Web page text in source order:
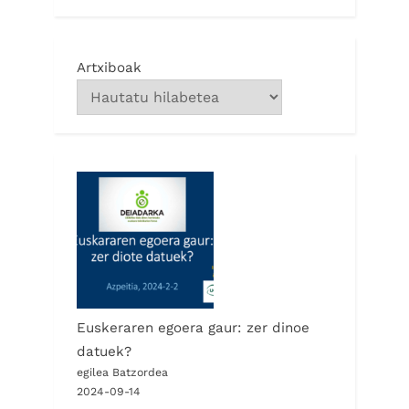
Artxiboak
Euskeraren egoera gaur: zer dinoe
datuek?
egilea Batzordea
2024-09-14